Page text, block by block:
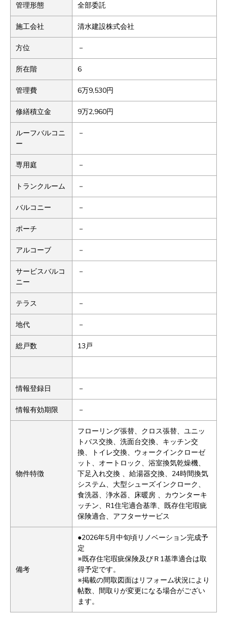
管理形態 全部委託
施工会社 清水建設株式会社
方位 －
所在階 6
管理費 6万9,530円
修繕積立金 9万2,960円
ルーフバルコニ
ー
－
専用庭 －
トランクルーム －
バルコニー －
ポーチ －
アルコーブ －
サービスバルコ
ニー
－
テラス －
地代 －
総戸数 13戸
情報登録日 －
情報有効期限 －
物件特徴
フローリング張替、クロス張替、ユニッ
トバス交換、洗面台交換、キッチン交
換、トイレ交換、ウォークインクローゼ
ット、オートロック、浴室換気乾燥機、
下足入れ交換 、給湯器交換、24時間換気
システム、大型シューズインクローク、
食洗器、浄水器、床暖房 、カウンターキ
ッチン、R1住宅適合基準、既存住宅瑕疵
保険適合、アフターサービス
備考
●2026年5月中旬頃リノベーション完成予
定
※既存住宅瑕疵保険及びＲ1基準適合は取
得予定です。
※掲載の間取図面はリフォーム状況により
帖数、間取りが変更になる場合がござい
ます。